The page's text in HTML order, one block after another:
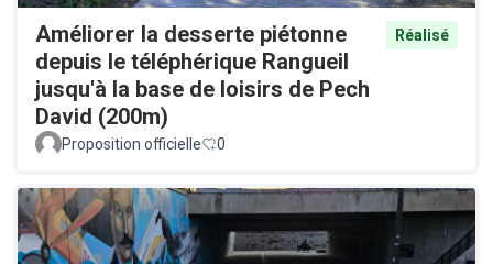
Améliorer la desserte piétonne
depuis le téléphérique Rangueil
jusqu'à la base de loisirs de Pech
David (200m)
Réalisé
Proposition officielle 0